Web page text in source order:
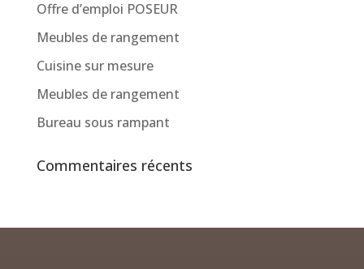
Offre d’emploi POSEUR
Meubles de rangement
Cuisine sur mesure
Meubles de rangement
Bureau sous rampant
Commentaires récents